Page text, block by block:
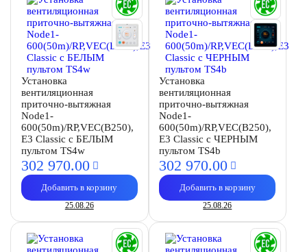
Установка
вентиляционная
приточно-вытяжная
Node1-
600(50m)/RP,VEC(B250),
E3 Classic с БЕЛЫМ
пультом TS4w
302 970.00
Добавить в корзину
25.08.26
Установка
вентиляционная
приточно-вытяжная
Node1-
600(50m)/RP,VEC(B250),
E3 Classic с ЧЕРНЫМ
пультом TS4b
302 970.00
Добавить в корзину
25.08.26